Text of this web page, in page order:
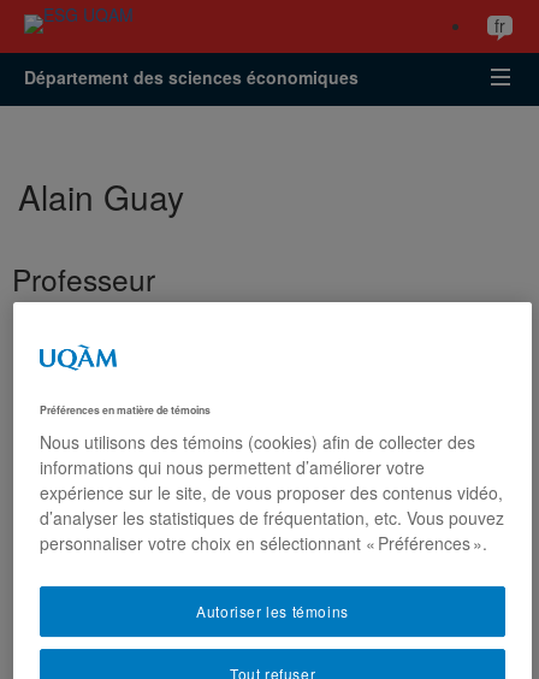
Accéder
la
recherche
Accéder
menu
pricipal
Accéder
la
zone
centrale
fr
Département des sciences économiques
Alain Guay
Professeur
Préférences en matière de témoins
Nous utilisons des témoins (cookies) afin de collecter des
informations qui nous permettent d’améliorer votre
expérience sur le site, de vous proposer des contenus vidéo,
d’analyser les statistiques de fréquentation, etc. Vous pouvez
personnaliser votre choix en sélectionnant « Préférences ».
Tout refuser
Autoriser les témoins